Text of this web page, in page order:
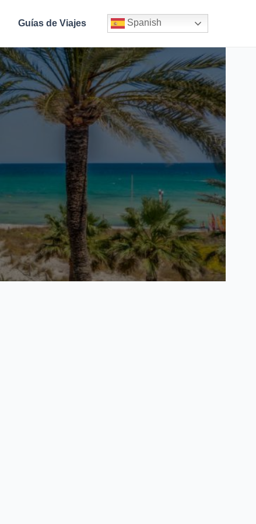
Guías de Viajes Spanish